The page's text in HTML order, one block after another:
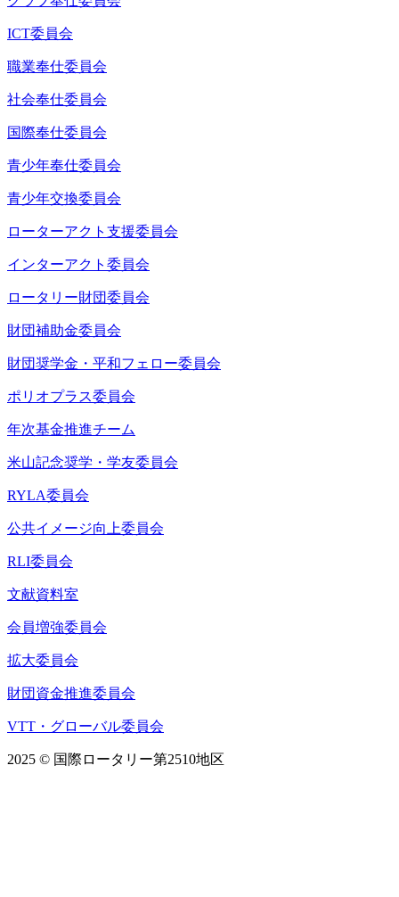
ICT委員会
職業奉仕委員会
社会奉仕委員会
国際奉仕委員会
青少年奉仕委員会
青少年交換委員会
ローターアクト支援委員会
インターアクト委員会
ロータリー財団委員会
財団補助金委員会
財団奨学金・平和フェロー委員会
ポリオプラス委員会
年次基金推進チーム
米山記念奨学・学友委員会
RYLA委員会
公共イメージ向上委員会
RLI委員会
文献資料室
会員増強委員会
拡大委員会
財団資金推進委員会
VTT・グローバル委員会
2025 © 国際ロータリー第2510地区